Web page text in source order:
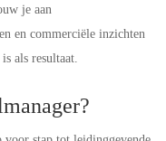
je aan
en commerciële inzichten
als resultaat.